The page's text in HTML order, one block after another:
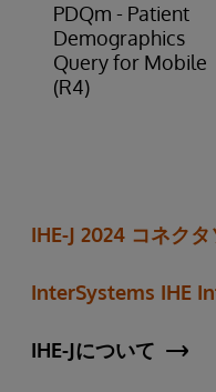
PDQm - Patient
Demographics
Query for Mobile
(R4)
IHE-J 2024 コネク
InterSystems IHE
IHE-Jについて